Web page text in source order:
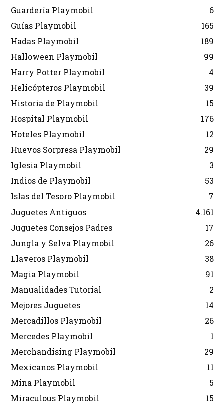
Guardería Playmobil
6
Guías Playmobil
165
Hadas Playmobil
189
Halloween Playmobil
99
Harry Potter Playmobil
4
Helicópteros Playmobil
39
Historia de Playmobil
15
Hospital Playmobil
176
Hoteles Playmobil
12
Huevos Sorpresa Playmobil
29
Iglesia Playmobil
3
Indios de Playmobil
53
Islas del Tesoro Playmobil
7
Juguetes Antiguos
4.161
Juguetes Consejos Padres
17
Jungla y Selva Playmobil
26
Llaveros Playmobil
38
Magia Playmobil
91
Manualidades Tutorial
2
Mejores Juguetes
14
Mercadillos Playmobil
26
Mercedes Playmobil
1
Merchandising Playmobil
29
Mexicanos Playmobil
11
Mina Playmobil
5
Miraculous Playmobil
15